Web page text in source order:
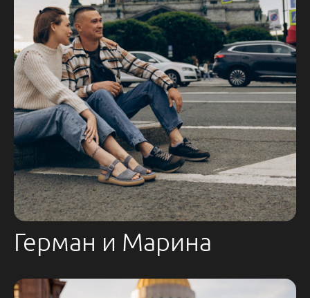
Герман и Марина